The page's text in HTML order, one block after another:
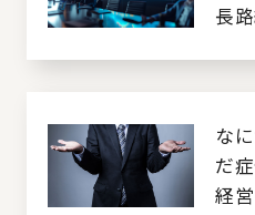
長
な
だ
経